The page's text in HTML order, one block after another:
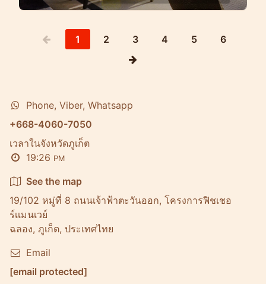
1 2 3 4 5 6
Phone, Viber, Whatsapp
+668-4060-7050
เวลาในจังหวัดภูเก็ต
19:26 PM
See the map
19/102 หมู่ที่ 8 ถนนเจ้าฟ้าตะวันออก, โครงการฟิชเชอ
ร์เเมนเวย์
ฉลอง, ภูเก็ต, ประเทศไทย
Email
[email protected]